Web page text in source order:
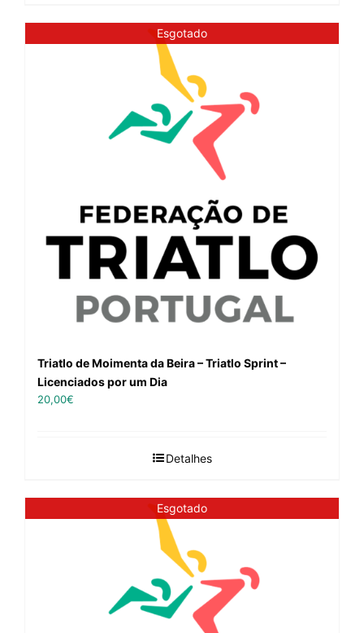
Esgotado
Triatlo de Moimenta da Beira – Triatlo Sprint –
Licenciados por um Dia
20,00€
Detalhes
Esgotado